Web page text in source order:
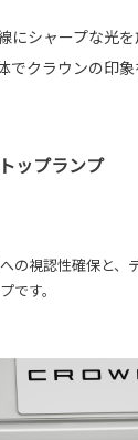
にシャープな光
でクラウンの印象
ップランプ
の視認性確保と、
です。